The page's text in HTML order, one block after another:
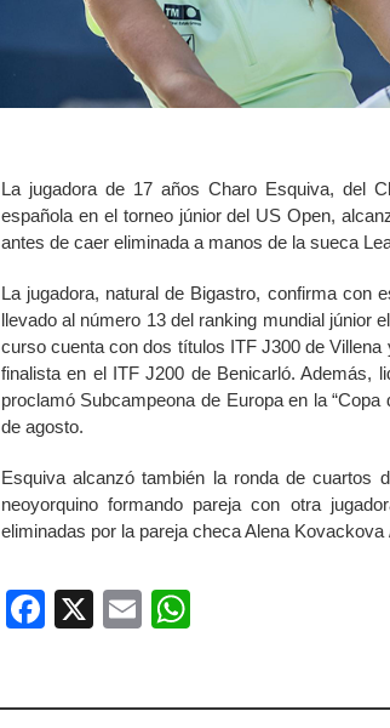
La jugadora de 17 años Charo Esquiva, del
española en el torneo júnior del US Open,
antes de caer eliminada a manos de la sueca
La jugadora, natural de Bigastro, confirma con
llevado al número 13 del ranking mundial júnior
curso cuenta con dos títulos ITF J300 de
finalista en el ITF J200 de Benicarló. Además,
proclamó Subcampeona de Europa en la
de agosto.
Esquiva alcanzó también la ronda de cuartos
neoyorquino formando pareja con otra
eliminadas por la pareja checa Alena
Facebook
X Email